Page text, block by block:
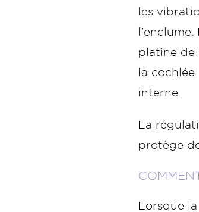
les
platine de
la
interne.
La
protège
Lorsque